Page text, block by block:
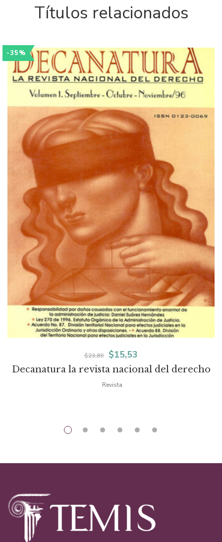
Títulos relacionados
-35%
Decanatura la revista nacional del derecho
$23,89
El
precio
original
$23,89.
$15,53
precio
$15,53.
Revista